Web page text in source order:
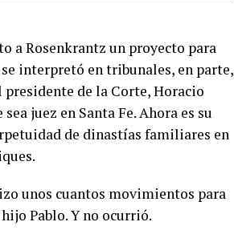
a Rosenkrantz un proyecto para
interpretó en tribunales, en parte,
de la Corte, Horacio
juez en Santa Fe. Ahora es su
de dinastías familiares en
unos cuantos movimientos para
Pablo. Y no ocurrió.